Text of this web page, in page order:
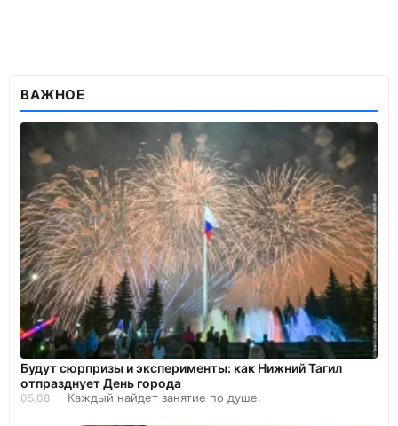
ВАЖНОЕ
Будут сюрпризы и эксперименты: как Нижний Тагил
отпразднует День города
05.08 Каждый найдет занятие по душе.